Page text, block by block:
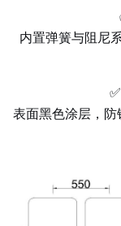
内置弹簧与阻尼
✅
表面黑色涂层，